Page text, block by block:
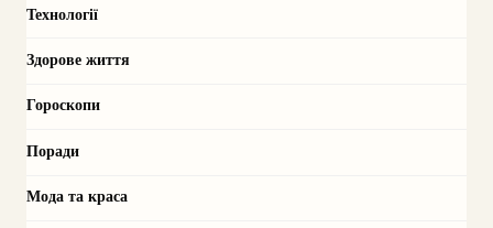
Технології
Здорове життя
Гороскопи
Поради
Мода та краса